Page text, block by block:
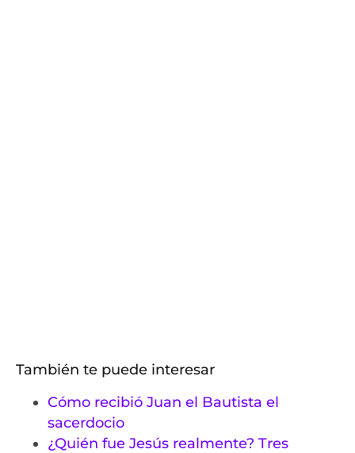
También te puede interesar
Cómo recibió Juan el Bautista el
sacerdocio
¿Quién fue Jesús realmente? Tres